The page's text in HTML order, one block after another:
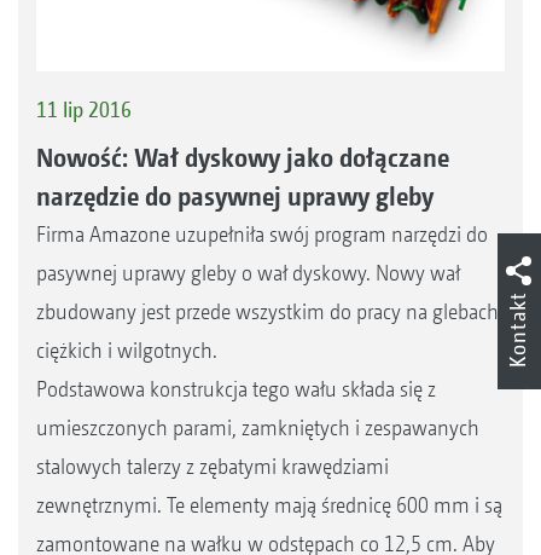
11 lip 2016
Nowość: Wał dyskowy jako dołączane
narzędzie do pasywnej uprawy gleby
Firma Amazone uzupełniła swój program narzędzi do
pasywnej uprawy gleby o wał dyskowy. Nowy wał
zbudowany jest przede wszystkim do pracy na glebach
ciężkich i wilgotnych.
Podstawowa konstrukcja tego wału składa się z
umieszczonych parami, zamkniętych i zespawanych
stalowych talerzy z zębatymi krawędziami
zewnętrznymi. Te elementy mają średnicę 600 mm i są
zamontowane na wałku w odstępach co 12,5 cm. Aby
Kontakt